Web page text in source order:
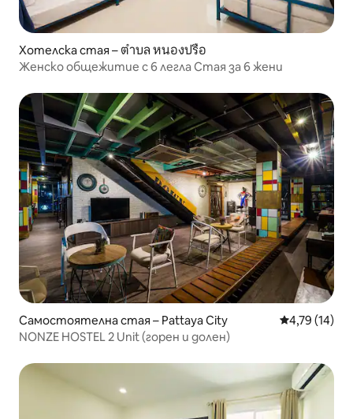
Хотелска стая – ตำบล หนองปรือ
Женско общежитие с 6 легла Стая за 6 жени
Самостоятелна стая – Pattaya City Средна
4,79 (14)
NONZE HOSTEL 2 Unit (горен и долен)